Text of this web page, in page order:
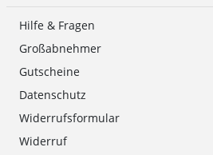
Hilfe & Fragen
Großabnehmer
Gutscheine
Datenschutz
Widerrufsformular
Widerruf